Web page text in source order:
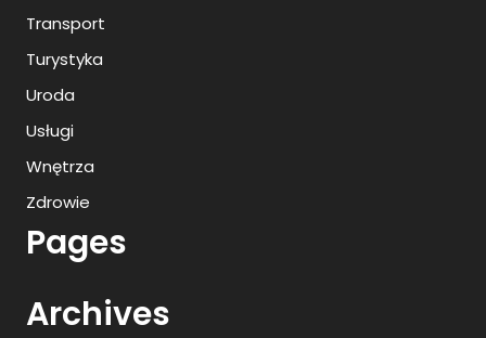
Transport
Turystyka
Uroda
Usługi
Wnętrza
Zdrowie
Pages
Archives